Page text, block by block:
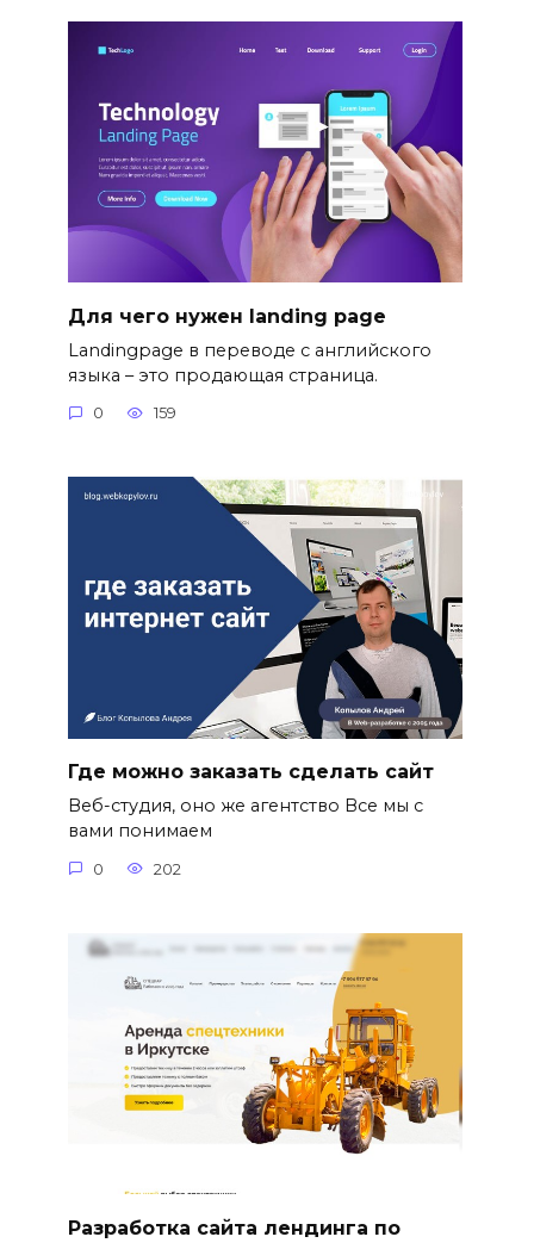
Для чего нужен landing page
Landingpage в переводе с английского
языка – это продающая страница.
0 159
Где можно заказать сделать сайт
Веб-студия, оно же агентство Все мы с
вами понимаем
0 202
Разработка сайта лендинга по